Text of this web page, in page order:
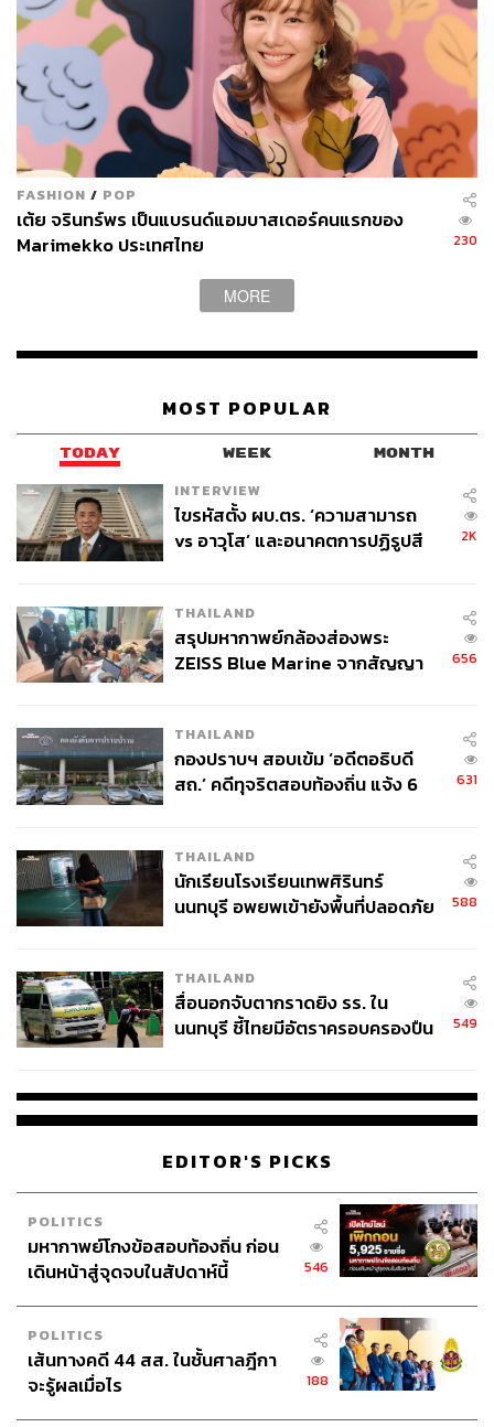
MCM New Season
ก่อนที่ เดิร์ก ชอนเบอร์เกอร์ จะเข้ามาเป็นครีเอทีฟไดเรกเตอร์
คนใหม่ของแบรนด์ MCM ในคอลเล็กชัน Spring/Summer
เยอรมนีก็ยังปล่อยโปรเจกต์ใหม่ๆ ที่น่าสนใจ อาทิ แคมเปญ
โฆษณาฤดู Spring/Summer 2019 ที่ใช้ชื่อว่า ‘Luft’ ซึ่งหมาย
ถึงอากาศในภาษาเยอรมัน โดยคอนเซปต์มองถึงอิสระในการ
Gou มาเป็นพรีเซนเตอร์คู่ Tolia Titaev นักสเกตชื่อดัง ซึ่งทีมผู้
เยอรมนี นำทัพโดย Maria และ Joerg ผู้ก่อตั้งที่กำลังมีบทบาท
เป็นอย่างมากในวงการแฟชั่นช่วง 2-3 ปีที่ผ่านมา
Balmain New Horizons
Balmain เป็นอีกหนึ่งแบรนด์ลักชัวรีที่กำลังปรับตัวและ
สร้างสรรค์โปรเจกต์ใหม่ๆ อยู่เรื่อยๆ ภายใต้ซีอีโอคนล่าสุด
Massimo Piombini ซึ่งนอกเหนือจากโลโก้ใหม่และการจัด
รันเวย์คอลเล็กชันกูตูร์ครั้งแรกในปารีสเมื่อไม่กี่วันก่อน ล่าสุด
เพิ่มประสบการณ์ให้กับฐานลูกค้าและแฟนคลับที่เรียกว่า
Balmain Army ได้มีโอกาสเป็นส่วนหนึ่งของแบรนด์ อาทิ ดู
ไลฟ์สตรีมของแฟชั่นโชว์ต่างๆ ต่อไป และสามารถทัวร์แฟล
กชิปสโตร์ใหม่ในปารีสแบบอินเตอร์แอ็กทีฟ เป็นต้น นอก
FASHION / POP
เต้ย จรินทร์พร เป็นแบรนด์แอมบาสเดอร์คนแรกของ
Marimekko ประเทศไทย
230
MORE
MOST POPULAR
TODAY WEEK MONTH
INTERVIEW
ไขรหัสตั้ง ผบ.ตร. ‘ความสามารถ
vs อาวุโส’ และอนาคตการปฏิรูปสี
2K
THAILAND
สรุปมหากาพย์กล้องส่องพระ
ZEISS Blue Marine จากสัญญา
จ่ายหนี้-แอบระบุแบรนด์
656
THAILAND
กองปราบฯ สอบเข้ม ‘อดีตอธิบดี
สถ.’ คดีทุจริตสอบท้องถิ่น แจ้ง 6
631
THAILAND
นักเรียนโรงเรียนเทพศิรินทร์
นนทบุรี อพยพเข้ายังพื้นที่ปลอดภัย
588
THAILAND
สื่อนอกจับตากราดยิง รร. ใน
นนทบุรี ชี้ไทยมีอัตราครอบครองปืน
549
EDITOR'S PICKS
POLITICS
มหากาพย์โกงข้อสอบท้องถิ่น ก่อน
เดินหน้าสู่จุดจบในสัปดาห์นี้
546
POLITICS
เส้นทางคดี 44 สส. ในชั้นศาลฎีกา
จะรู้ผลเมื่อไร
188